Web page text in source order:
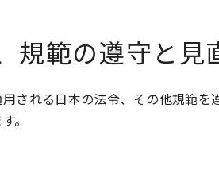
規範の遵守と見
される日本の法令、その他規範を
。